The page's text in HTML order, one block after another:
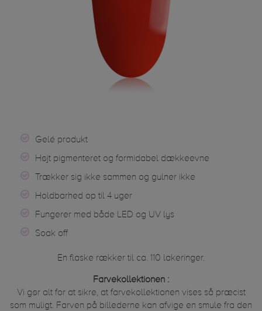
Gelé produkt
Højt pigmenteret og formidabel dækkeevne
Trækker sig ikke sammen og gulner ikke
Holdbarhed op til 4 uger
Fungerer med både LED og UV lys
Soak off
En flaske rækker til ca. 110 lakeringer.
Farvekollektionen :
Vi gør alt for at sikre, at farvekollektionen vises så præcist
som muligt. Farven på billederne kan afvige en smule fra den